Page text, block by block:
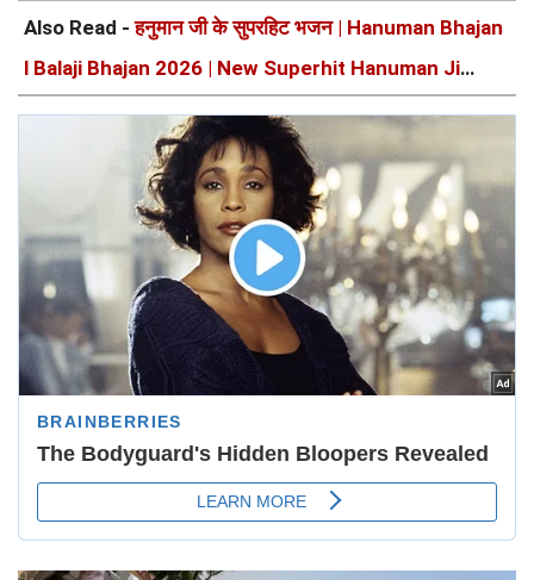
Also Read -हनुमान जी के सुपरहिट भजन | Hanuman Bhajan
l Balaji Bhajan 2026 | New Superhit Hanuman Ji
Bhajan 2026